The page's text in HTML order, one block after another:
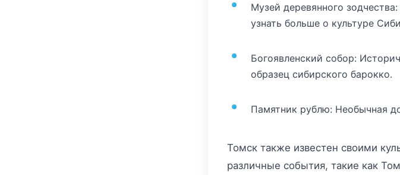
Музей деревянного
узнать больше о культуре
Богоявленский собор:
образец сибирского барокко.
Памятник рублю: Необычная
Томск также известен своими
различные события, такие как